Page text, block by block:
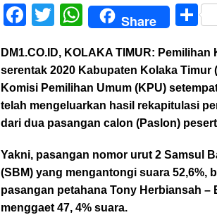
Facebook
Twitter
WhatsApp
Share
DM1.CO.ID, KOLAKA TIMUR: Pemilihan
serentak 2020 Kabupaten Kolaka Timur
Komisi Pemilihan Umum (KPU)
telah mengeluarkan hasil rekapitulasi
dari dua pasangan calon (Paslon)
Yakni, pasangan nomor urut 2 Samsul
(SBM) yang mengantongi suara 52,6%,
pasangan petahana Tony Herbiansah
menggaet 47, 4% suara.